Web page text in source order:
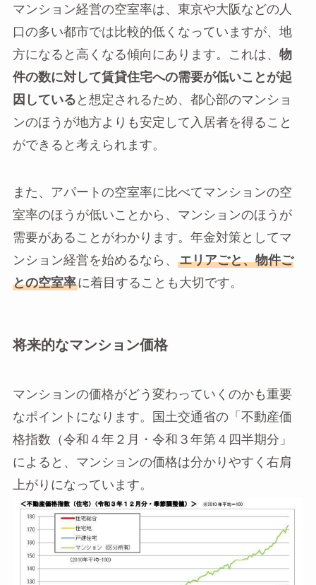
マンション経営の空室率は、東京や大阪などの人
口の多い都市では比較的低くなっていますが、地
方になると高くなる傾向にあります。これは、 物
件の数に対して賃貸住宅への需要が低いことが起
因している と想定されるため、都心部のマンショ
ンのほうが地方よりも安定して入居者を得ること
ができると考えられます。
また、アパートの空室率に比べてマンションの空
室率のほうが低いことから、マンションのほうが
需要があることがわかります。年金対策としてマ
ンション経営を始めるなら、
エリアごと、物件ご
との空室率に着目することも大切です。
将来的なマンション価格
マンションの価格がどう変わっていくのかも重要
なポイントになります。国土交通省の「不動産価
格指数（令和４年２月・令和３年第４四半期分」
によると、マンションの価格は分かりやすく右肩
上がりになっています。